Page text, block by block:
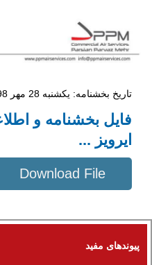
تاریخ بخشنامه: یکشنبه 28 مهر 1398 ساعت : 3:59:22 PM
فایل بخشنامه و
ایرویز ...
Download File
پیوندهای مفید